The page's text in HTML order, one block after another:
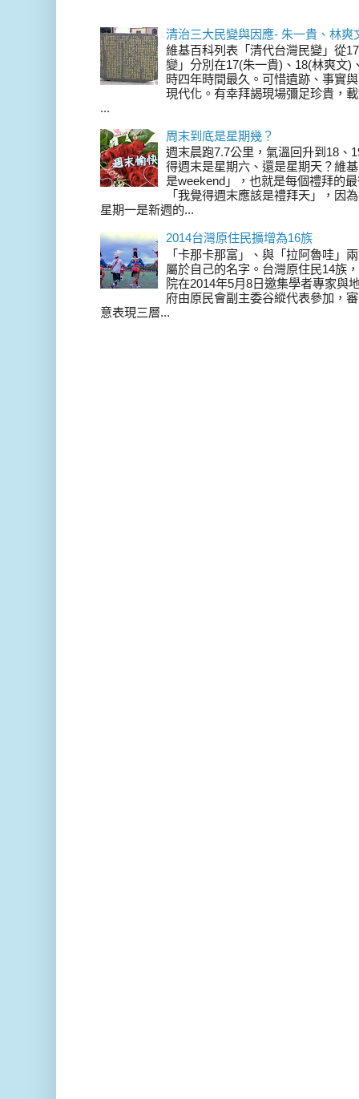
清治三大民變與因應- 朱一貴、林爽
維基百科列表「清代台灣民變」從
變」分別在17(朱一貴)、18(林爽文)
時四年時間最久。可惜遺跡、事實
現代化。有幸拜謁現場彌足珍貴，
...
周末到底是星期幾？
週末晨跑7.7公里，氣溫回升到18、
得週末是星期六、還是星期天？維
是weekend」，也就是每個禮拜的
「我覺得週末應該是禮拜天」，因
星期一是新週的...
2014台灣原住民擴增為16族
「卡那卡那富」、與「拉阿魯哇」
屬於自己的名字。台灣原住民14族
院在2014年5月8日邀集學者專家與
府由原民會副主委谷縱代表參加，
意表現三層...